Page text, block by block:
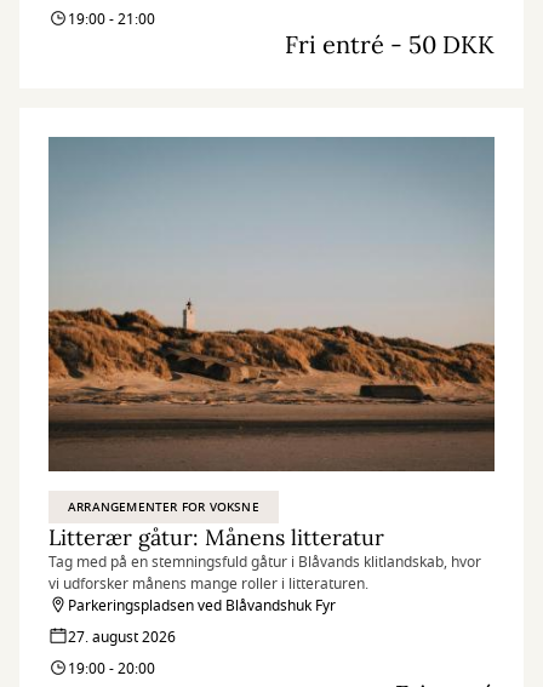
19:00 - 21:00
Fri entré - 50 DKK
ARRANGEMENTER FOR VOKSNE
Litterær gåtur: Månens litteratur
Tag med på en stemningsfuld gåtur i Blåvands klitlandskab, hvor
vi udforsker månens mange roller i litteraturen.
Parkeringspladsen ved Blåvandshuk Fyr
27. august 2026
19:00 - 20:00